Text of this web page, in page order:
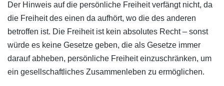
Der Hinweis auf die persönliche Freiheit verfängt nicht, da
die Freiheit des einen da aufhört, wo die des anderen
betroffen ist. Die Freiheit ist kein absolutes Recht – sonst
würde es keine Gesetze geben, die als Gesetze immer
darauf abheben, persönliche Freiheit einzuschränken, um
ein gesellschaftliches Zusammenleben zu ermöglichen.